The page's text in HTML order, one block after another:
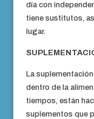
día con
tiene sustitutos,
lugar.
La
dentro de la
tiempos, están
suplementos que